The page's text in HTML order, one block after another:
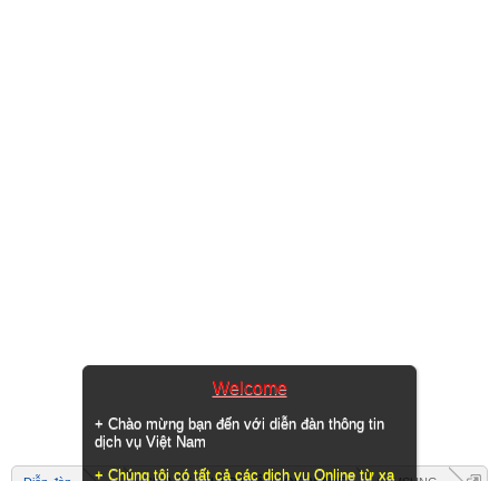
Welcome
+ Chào mừng bạn đến với diễn đàn thông tin
dịch vụ Việt Nam
+ Chúng tôi có tất cả các dịch vụ Online từ xa